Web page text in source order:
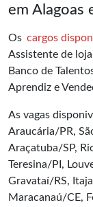
em Alagoas
Os cargos
Assistente de
Banco de
Aprendiz e
As vagas
Araucária/PR,
Araçatuba/SP,
Teresina/PI,
Gravataí/RS,
Maracanaú/CE,